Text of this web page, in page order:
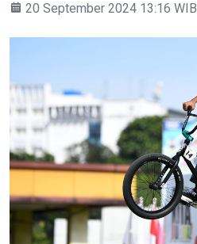
20 September 2024 13:16 WIB